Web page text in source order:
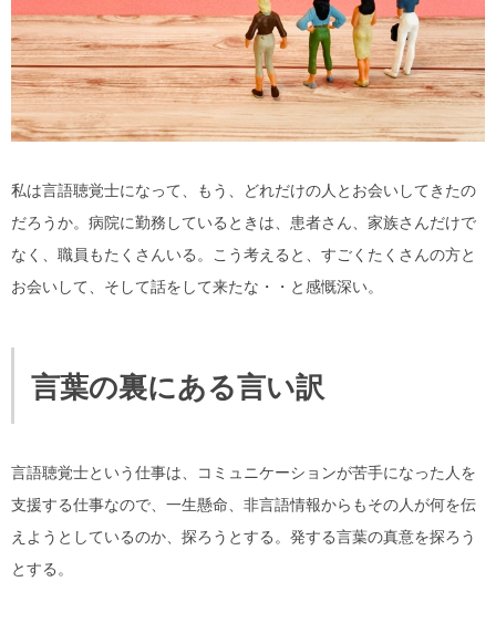
私は言語聴覚士になって、もう、どれだけの人とお会いしてきたの
だろうか。病院に勤務しているときは、患者さん、家族さんだけで
なく、職員もたくさんいる。こう考えると、すごくたくさんの方と
お会いして、そして話をして来たな・・と感慨深い。
言葉の裏にある言い訳
言語聴覚士という仕事は、コミュニケーションが苦手になった人を
支援する仕事なので、一生懸命、非言語情報からもその人が何を伝
えようとしているのか、探ろうとする。発する言葉の真意を探ろう
とする。